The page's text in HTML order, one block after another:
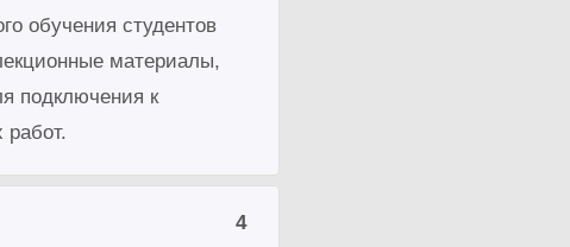
обучения студентов
материалы,
подключения к
4